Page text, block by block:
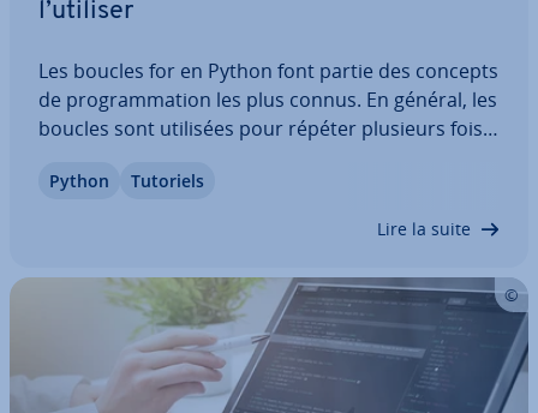
l’utiliser
Les boucles for en Python font partie des concepts
de pro­gram­ma­tion les plus connus. En général, les
boucles sont utilisées pour répéter plusieurs fois
pour insérer des éléments dans une liste. Pour ce
Python Tutoriels
Lire la suite